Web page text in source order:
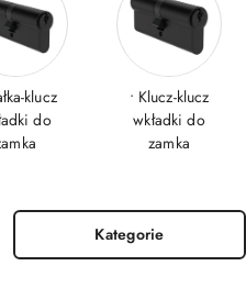
klucz
do
• Klucz-klucz
wkładki do
zamka
Kategorie